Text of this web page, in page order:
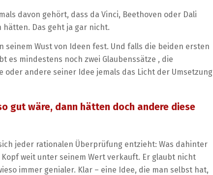
davon gehört, dass da Vinci, Beethoven oder Dali
Das geht ja gar nicht.
seinem Wust von Ideen fest. Und falls die beiden ersten
es mindestens noch zwei Glaubenssätze , die
andere seiner Idee jemals das Licht der Umsetzung
gut wäre, dann hätten doch andere diese
jeder rationalen Überprüfung entzieht: Was dahinter
weit unter seinem Wert verkauft. Er glaubt nicht
immer genialer. Klar – eine Idee, die man selbst hat,